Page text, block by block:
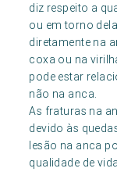
diz respeito a
ou em torno
diretamente na
coxa ou na
pode estar
não na anca.
As fraturas na
devido às
lesão na anca
qualidade de